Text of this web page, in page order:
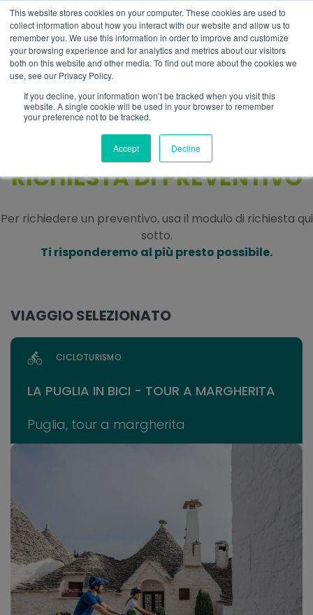
This website stores cookies on your computer. These cookies are used to
collect information about how you interact with our website and allow us to
remember you. We use this information in order to improve and customize
your browsing experience and for analytics and metrics about our visitors
both on this website and other media. To find out more about the cookies we
use, see our Privacy Policy.
If you decline, your information won’t be tracked when you visit this
website. A single cookie will be used in your browser to remember
your preference not to be tracked.
Accept Decline
IT
RICHIESTA DI PREVENTIVO
Per richiedere un preventivo, usa il modulo di richiesta qui
sotto.
Ti risponderemo al più presto possibile.
VIAGGIO SELEZIONATO
CICLOTURISMO
LA PUGLIA IN BICI - TOUR A MARGHERITA
Puglia, tour a margherita